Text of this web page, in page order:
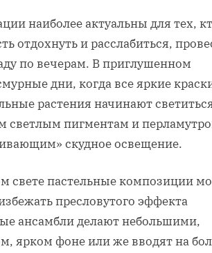
наиболее актуальны для тех,
отдохнуть и расслабиться,
по вечерам. В приглушенном
дни, когда все яркие
растения начинают
светлым пигментам и
скудное освещение.
свете пастельные композиции
пресловутого эффекта
ансамбли делают небольшими,
ярком фоне или же вводят на